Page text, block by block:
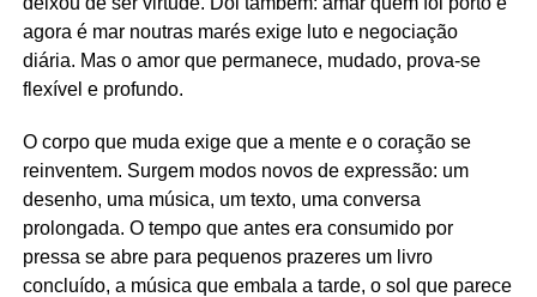
agora é mar noutras marés exige luto e negociação
diária. Mas o amor que permanece, mudado, prova-se
flexível e profundo.
O corpo que muda exige que a mente e o coração se
reinventem. Surgem modos novos de expressão: um
desenho, uma música, um texto, uma conversa
prolongada. O tempo que antes era consumido por
pressa se abre para pequenos prazeres um livro
concluído, a música que embala a tarde, o sol que parece